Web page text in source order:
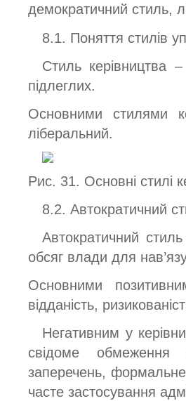
демократичний стиль,
8.1. Поняття стилів
Стиль керівництва
підлеглих.
Основними стилями
ліберальний.
Рис. 31. Основні стилі
8.2. Автократичний
Автократичний
обсяг влади для
Основними
відданість,
Негативним у
свідоме обмеження
заперечень,
часте застосування